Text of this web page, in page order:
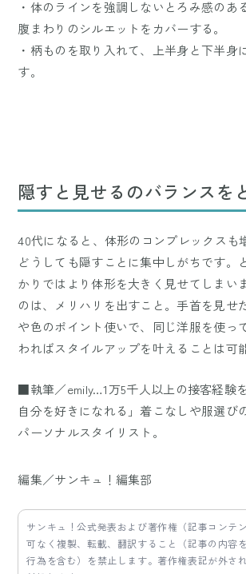
・体のラインを強調しないとろみ感のあ
腹まわりのシルエットをカバーする。
・柄ものを取り入れて、上半身と下半身
す。
隠すと見せるのバランスを
40代になると、体形のコンプレックスも
どうしても隠すことに集中しがちです。
かりではより体形を大きく見せてしまい
のは、メリハリを出すこと。手首を見せ
や色のポイント使いで、同じ洋服を使っ
わればスタイルアップを叶えることは可
■執筆／emily…1万5千人以上の接客経験
自分を好きになれる」着こなしや服選び
パーソナルスタイリスト。
編集／サンキュ！編集部
サンキュ！公式発表および著作権（記事コンテ
可なく複製、転載、翻訳すること（記事の内容
行為を含む）を禁止します。著作権表記が外さ